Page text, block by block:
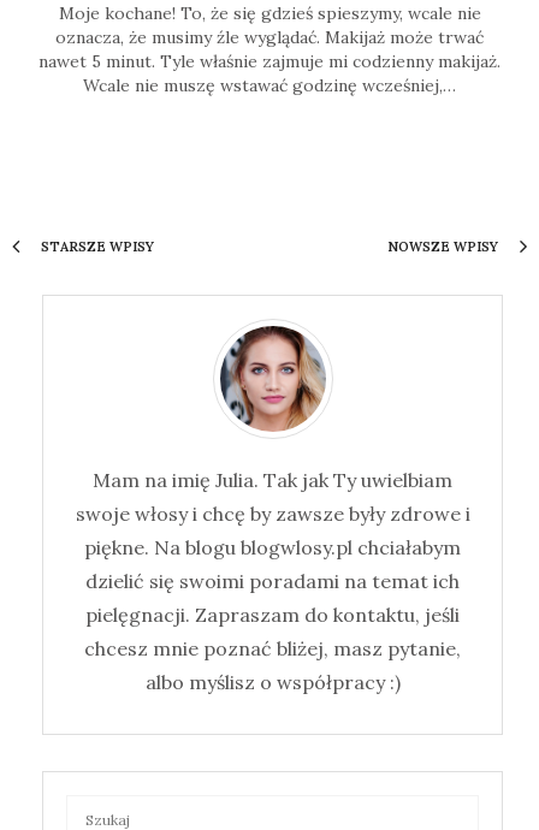
Moje kochane! To, że się gdzieś spieszymy, wcale nie
oznacza, że musimy źle wyglądać. Makijaż może trwać
nawet 5 minut. Tyle właśnie zajmuje mi codzienny makijaż.
Wcale nie muszę wstawać godzinę wcześniej,…
STARSZE WPISY NOWSZE WPISY
Mam na imię Julia. Tak jak Ty uwielbiam
swoje włosy i chcę by zawsze były zdrowe i
piękne. Na blogu blogwlosy.pl chciałabym
dzielić się swoimi poradami na temat ich
pielęgnacji. Zapraszam do kontaktu, jeśli
chcesz mnie poznać bliżej, masz pytanie,
albo myślisz o współpracy :)